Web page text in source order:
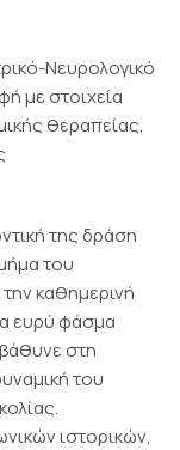
Νευρολογικό
με στοιχεία
θεραπείας,
της δράση
του
καθημερινή
ευρύ φάσμα
στη
του
ιστορικών,